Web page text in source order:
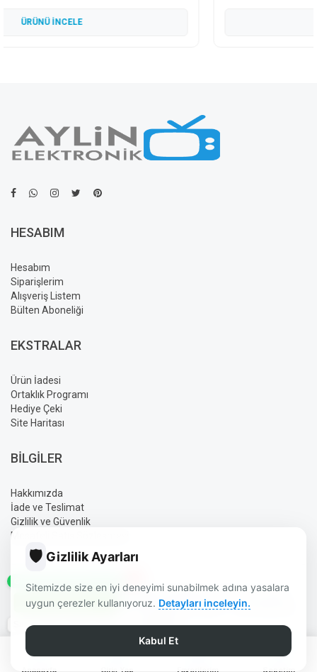
Saat 14:00'e Kadar Kargo
HESABIM
Hesabım
Siparişlerim
Alışveriş Listem
Bülten Aboneliği
EKSTRALAR
Ürün İadesi
Ortaklık Programı
Hediye Çeki
Site Haritası
BILGILER
Hakkımızda
İade ve Teslimat
Gizlilik ve Güvenlik
Mesafeli Satış Sözleşmesi
AYLIN ELEKTRONIK BURDUR | GÜVENLIK | UYDU | OTO SES
SISTEMLERI | ELEKTRONIK ÜRÜNLER © 2026 - TÜM HAKLARI
TASARIM DIZAYN:
🛡️ Gizlilik Ayarları
Sitemizde size en iyi deneyimi sunabilmek adına yasalara
uygun çerezler kullanıyoruz. Detayları inceleyin.
Kabul Et